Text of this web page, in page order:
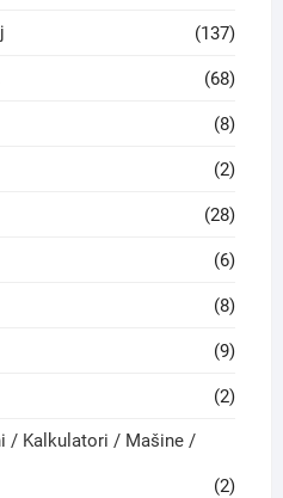
(137)
(68)
(8)
(2)
(28)
(6)
(8)
(9)
(2)
/ Kalkulatori / Mašine /
(2)